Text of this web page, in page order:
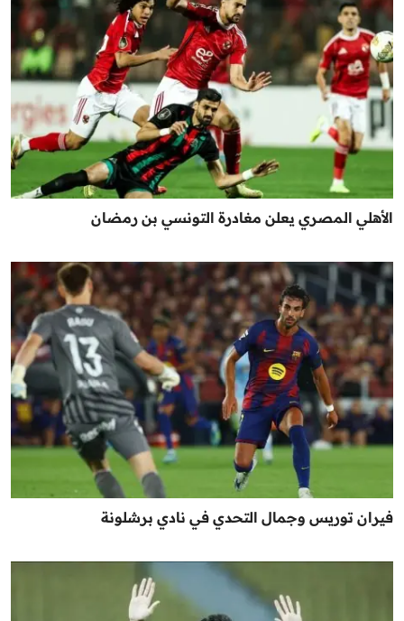
الأهلي المصري يعلن مغادرة التونسي بن رمضان
فيران توريس وجمال التحدي في نادي برشلونة